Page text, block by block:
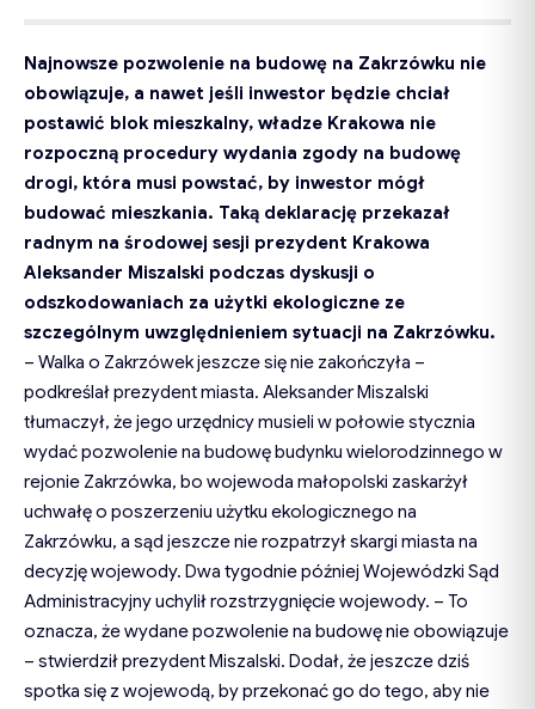
Najnowsze pozwolenie na budowę na Zakrzówku nie
obowiązuje, a nawet jeśli inwestor będzie chciał
postawić blok mieszkalny, władze Krakowa nie
rozpoczną procedury wydania zgody na budowę
drogi, która musi powstać, by inwestor mógł
budować mieszkania. Taką deklarację przekazał
radnym na środowej sesji prezydent Krakowa
Aleksander Miszalski podczas dyskusji o
odszkodowaniach za użytki ekologiczne ze
szczególnym uwzględnieniem sytuacji na Zakrzówku.
– Walka o Zakrzówek jeszcze się nie zakończyła –
podkreślał prezydent miasta. Aleksander Miszalski
tłumaczył, że jego urzędnicy musieli w połowie stycznia
wydać pozwolenie na budowę budynku wielorodzinnego w
rejonie Zakrzówka, bo wojewoda małopolski zaskarżył
uchwałę o poszerzeniu użytku ekologicznego na
Zakrzówku, a sąd jeszcze nie rozpatrzył skargi miasta na
decyzję wojewody. Dwa tygodnie później Wojewódzki Sąd
Administracyjny uchylił rozstrzygnięcie wojewody. – To
oznacza, że wydane pozwolenie na budowę nie obowiązuje
– stwierdził prezydent Miszalski. Dodał, że jeszcze dziś
spotka się z wojewodą, by przekonać go do tego, aby nie